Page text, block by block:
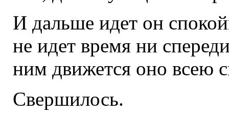
И дальше идет он
не идет время ни
ним движется оно всею
Свершилось.